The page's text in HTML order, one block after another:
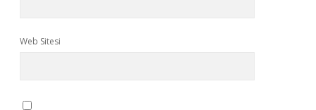
Web Sitesi